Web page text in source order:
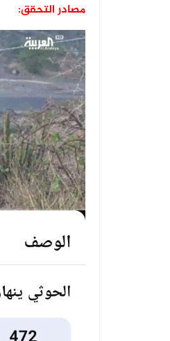
مصادر التحقق: